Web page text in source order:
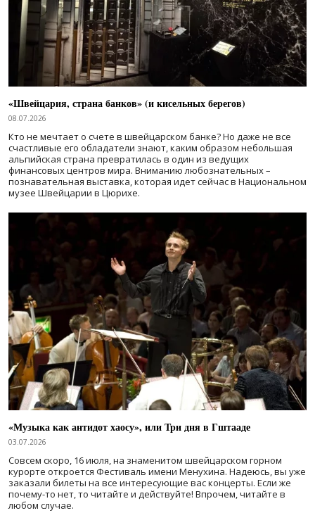
«Швейцария, страна банков» (и кисельных берегов)
08.07.2026
Кто не мечтает о счете в швейцарском банке? Но даже не все
счастливые его обладатели знают, каким образом небольшая
альпийская страна превратилась в один из ведущих
финансовых центров мира. Вниманию любознательных –
познавательная выставка, которая идет сейчас в Национальном
музее Швейцарии в Цюрихе.
«Музыка как антидот хаосу», или Три дня в Гштааде
03.07.2026
Совсем скоро, 16 июля, на знаменитом швейцарском горном
курорте откроется Фестиваль имени Менухина. Надеюсь, вы уже
заказали билеты на все интересующие вас концерты. Если же
почему-то нет, то читайте и действуйте! Впрочем, читайте в
любом случае.